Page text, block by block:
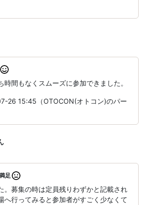
時間もなくスムーズに参加できました。
26 15:45（OTOCON(オトコン)のパー
足
。募集の時は定員残りわずかと記載され
へ行ってみると参加者がすごく少なくて